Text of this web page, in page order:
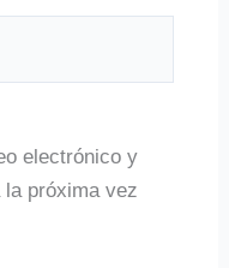
electrónico y
la próxima vez